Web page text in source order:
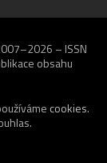
– ISSN
obsahu
cookies.